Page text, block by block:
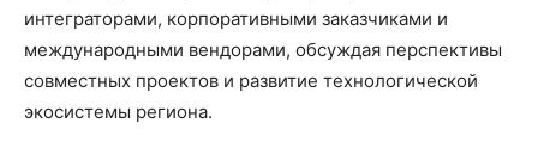
интеграторами, корпоративными заказчиками и
международными вендорами, обсуждая перспективы
совместных проектов и развитие технологической
экосистемы региона.